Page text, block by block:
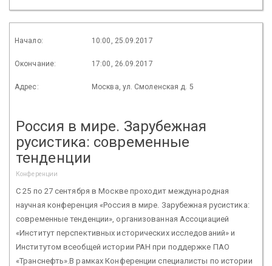
Начало: 10:00, 25.09.2017
Окончание: 17:00, 26.09.2017
Адрес: Москва, ул. Смоленская д. 5
Россия в мире. Зарубежная
русистика: современные
тенденции
Конференции
С 25 по 27 сентября в Москве проходит международная
научная конференция «Россия в мире. Зарубежная русистика:
современные тенденции», организованная Ассоциацией
«Институт перспективных исторических исследований» и
Институтом всеобщей истории РАН при поддержке ПАО
«Транснефть».В рамках Конференции специалисты по истории